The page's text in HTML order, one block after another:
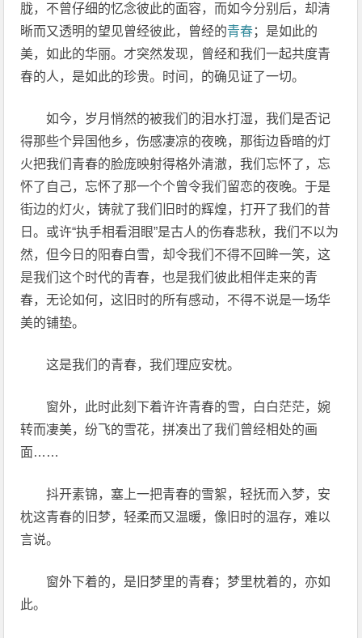
胧，不曾仔细的忆念彼此的面容，而如今分别后，却清
晰而又透明的望见曾经彼此，曾经的青春；是如此的
美，如此的华丽。才突然发现，曾经和我们一起共度青
春的人，是如此的珍贵。时间，的确见证了一切。
如今，岁月悄然的被我们的泪水打湿，我们是否记
得那些个异国他乡，伤感凄凉的夜晚，那街边昏暗的灯
火把我们青春的脸庞映射得格外清澈，我们忘怀了，忘
怀了自己，忘怀了那一个个曾令我们留恋的夜晚。于是
街边的灯火，铸就了我们旧时的辉煌，打开了我们的昔
日。或许“执手相看泪眼”是古人的伤春悲秋，我们不以为
然，但今日的阳春白雪，却令我们不得不回眸一笑，这
是我们这个时代的青春，也是我们彼此相伴走来的青
春，无论如何，这旧时的所有感动，不得不说是一场华
美的铺垫。
这是我们的青春，我们理应安枕。
窗外，此时此刻下着许许青春的雪，白白茫茫，婉
转而凄美，纷飞的雪花，拼凑出了我们曾经相处的画
面……
抖开素锦，塞上一把青春的雪絮，轻抚而入梦，安
枕这青春的旧梦，轻柔而又温暖，像旧时的温存，难以
言说。
窗外下着的，是旧梦里的青春；梦里枕着的，亦如
此。